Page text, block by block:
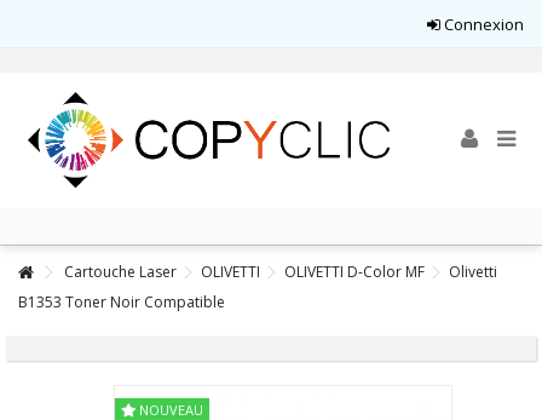
Connexion
Cartouche Laser OLIVETTI OLIVETTI D-Color MF
Olivetti
B1353 Toner Noir Compatible
NOUVEAU